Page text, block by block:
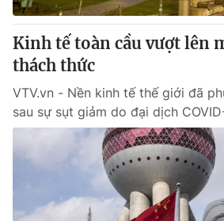
Thị trường 24h Tấm
VTV4 Vươn
VTV9 VTV8
Liên hệ tòa soạn English
Kinh tế toàn cầu vượt lên
thách thức
VTV.vn - Nền kinh tế thế giới đã
sau sự sụt giảm do đại dịch